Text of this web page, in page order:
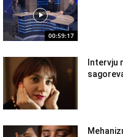
00:59:17
Intervju